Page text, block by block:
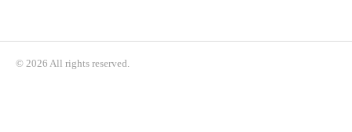
© 2026 All rights reserved.